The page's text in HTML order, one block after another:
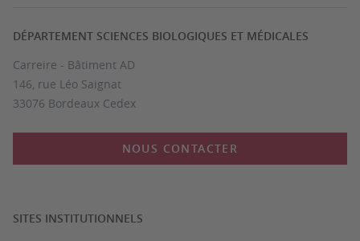
DÉPARTEMENT SCIENCES BIOLOGIQUES ET MÉDICALES
Carreire - Bâtiment AD
146, rue Léo Saignat
33076 Bordeaux Cedex
NOUS CONTACTER
SITES INSTITUTIONNELS